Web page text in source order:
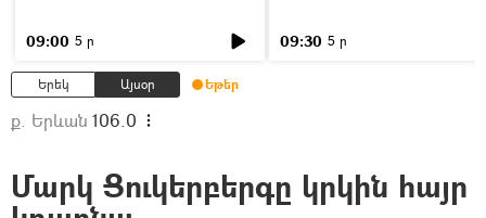
09:00 5 ր 09:30 5 ր
Երեկ Այսօր Եթեր
ք. Երևան 106.0
Մարկ Ցուկերբերգը կրկին հայր